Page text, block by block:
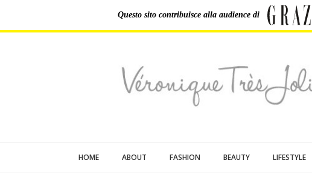
Questo sito contribuisce alla audience di
HOME ABOUT FASHION BEAUTY LIFESTYLE